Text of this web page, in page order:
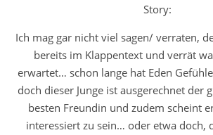
Story:
Ich mag gar nicht viel sagen/ verraten,
bereits im Klappentext und verrät
erwartet… schon lange hat Eden
doch dieser Junge ist ausgerechnet der
besten Freundin und zudem scheint
interessiert zu sein… oder etwa doch,